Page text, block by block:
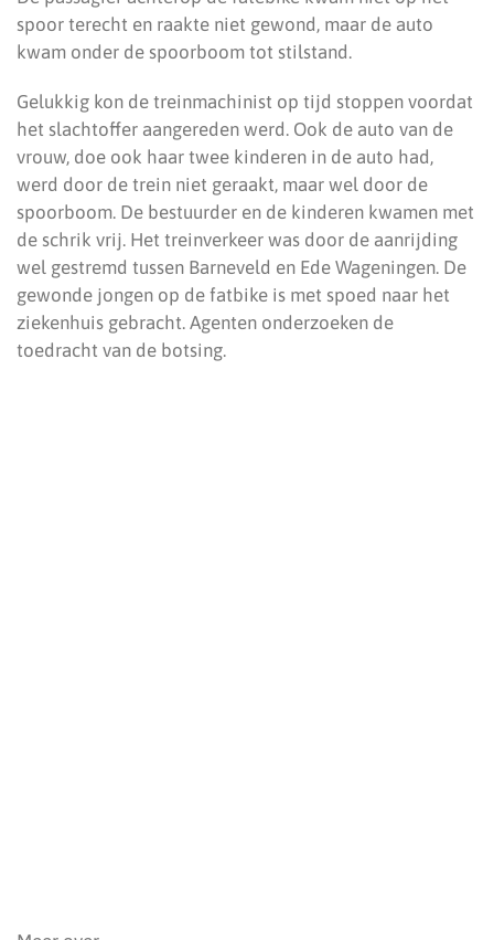
spoor terecht en raakte niet gewond, maar de auto
kwam onder de spoorboom tot stilstand.
Gelukkig kon de treinmachinist op tijd stoppen voordat
het slachtoffer aangereden werd. Ook de auto van de
vrouw, doe ook haar twee kinderen in de auto had,
werd door de trein niet geraakt, maar wel door de
spoorboom. De bestuurder en de kinderen kwamen met
de schrik vrij. Het treinverkeer was door de aanrijding
wel gestremd tussen Barneveld en Ede Wageningen. De
gewonde jongen op de fatbike is met spoed naar het
ziekenhuis gebracht. Agenten onderzoeken de
toedracht van de botsing.